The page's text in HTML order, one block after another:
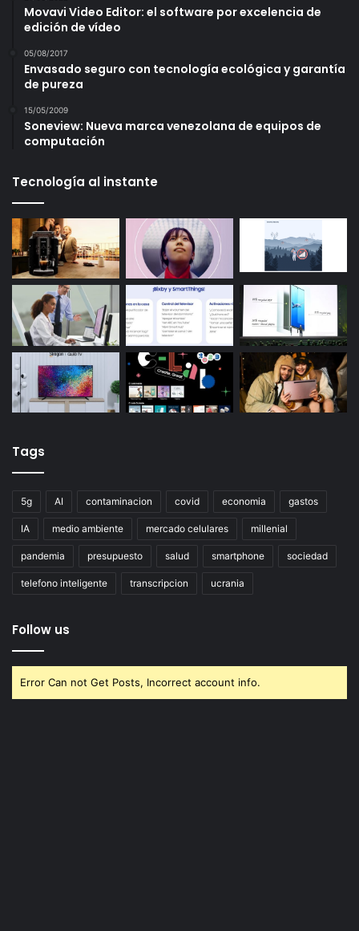
Movavi Video Editor: el software por excelencia de
edición de vídeo
05/08/2017
Envasado seguro con tecnología ecológica y garantía
de pureza
15/05/2009
Soneview: Nueva marca venezolana de equipos de
computación
Tecnología al instante
Tags
5g AI contaminacion covid economia gastos
IA medio ambiente mercado celulares millenial
pandemia presupuesto salud smartphone sociedad
telefono inteligente transcripcion ucrania
Follow us
Error Can not Get Posts, Incorrect account info.